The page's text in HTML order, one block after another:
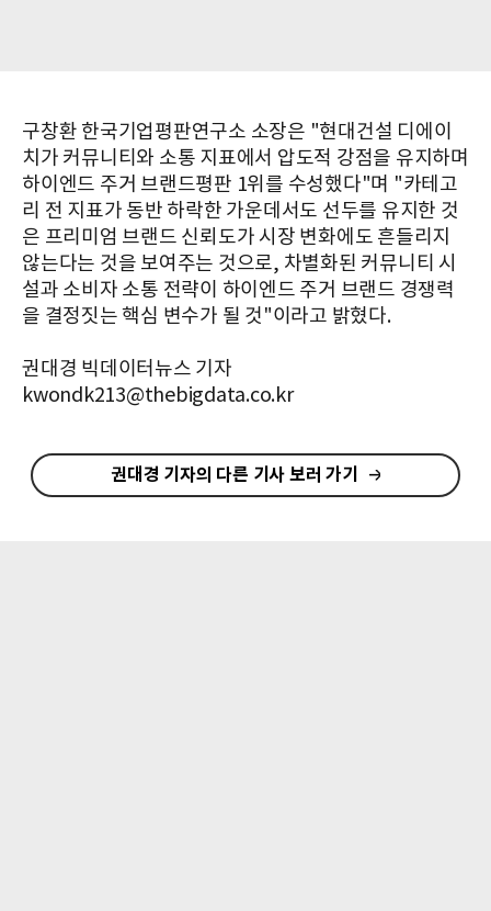
구창환 한국기업평판연구소 소장은 "현대건설 디에이
치가 커뮤니티와 소통 지표에서 압도적 강점을 유지하며
하이엔드 주거 브랜드평판 1위를 수성했다"며 "카테고
리 전 지표가 동반 하락한 가운데서도 선두를 유지한 것
은 프리미엄 브랜드 신뢰도가 시장 변화에도 흔들리지
않는다는 것을 보여주는 것으로, 차별화된 커뮤니티 시
설과 소비자 소통 전략이 하이엔드 주거 브랜드 경쟁력
을 결정짓는 핵심 변수가 될 것"이라고 밝혔다.
권대경 빅데이터뉴스 기자
kwondk213@thebigdata.co.kr
권대경 기자의 다른 기사 보러 가기